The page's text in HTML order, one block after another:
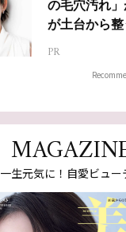
の毛穴汚れ
が土台から
PR
一生元気に！自愛ビュー